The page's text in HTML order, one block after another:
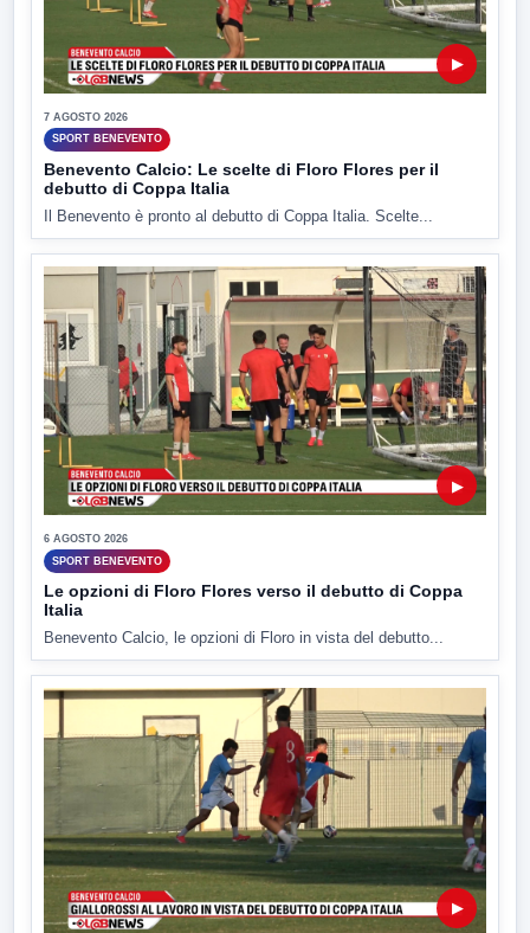
▶
7 AGOSTO 2026
SPORT BENEVENTO
Benevento Calcio: Le scelte di Floro Flores per il
debutto di Coppa Italia
Il Benevento è pronto al debutto di Coppa Italia. Scelte...
▶
6 AGOSTO 2026
SPORT BENEVENTO
Le opzioni di Floro Flores verso il debutto di Coppa
Italia
Benevento Calcio, le opzioni di Floro in vista del debutto...
▶